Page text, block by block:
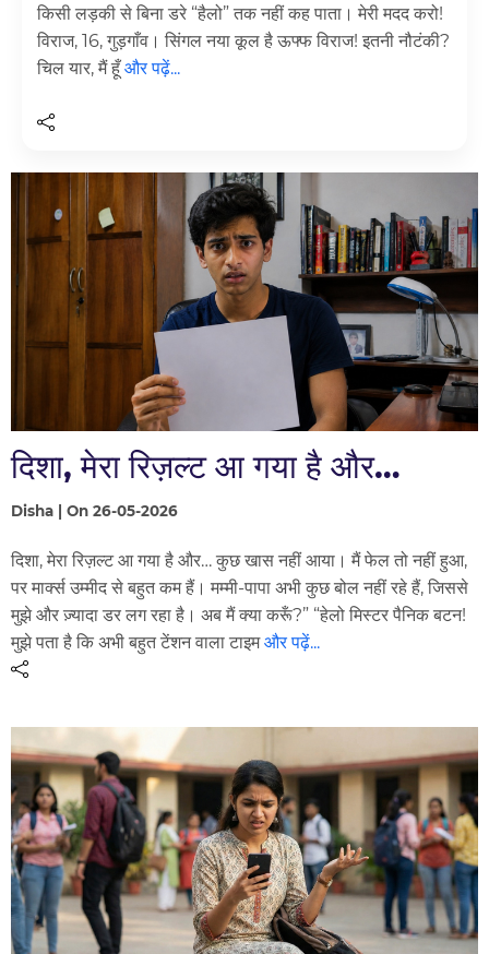
किसी लड़की से बिना डरे “हैलो” तक नहीं कह पाता। मेरी मदद करो!
विराज, 16, गुड़गाँव। सिंगल नया कूल है ऊफ्फ विराज! इतनी नौटंकी?
चिल यार, मैं हूँऔर पढ़ें...
दिशा, मेरा रिज़ल्ट आ गया है और…
Disha | On 26-05-2026
दिशा, मेरा रिज़ल्ट आ गया है और… कुछ खास नहीं आया। मैं फेल तो नहीं हुआ,
पर मार्क्स उम्मीद से बहुत कम हैं। मम्मी-पापा अभी कुछ बोल नहीं रहे हैं, जिससे
मुझे और ज़्यादा डर लग रहा है। अब मैं क्या करूँ?” “हेलो मिस्टर पैनिक बटन!
मुझे पता है कि अभी बहुत टेंशन वाला टाइमऔर पढ़ें...